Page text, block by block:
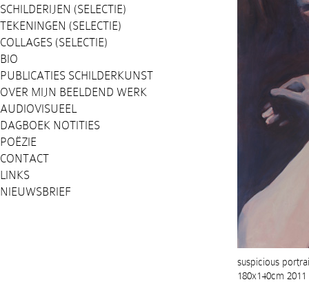
SCHILDERIJEN (SELECTIE)
TEKENINGEN (SELECTIE)
COLLAGES (SELECTIE)
BIO
PUBLICATIES SCHILDERKUNST
OVER MIJN BEELDEND WERK
AUDIOVISUEEL
DAGBOEK NOTITIES
POËZIE
CONTACT
LINKS
NIEUWSBRIEF
suspicious
180x140cm 2011